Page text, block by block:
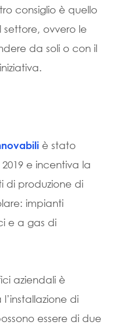
consiglio è quello
settore, ovvero le
da soli o con il
è stato
e incentiva la
di produzione di
impianti
e a gas di
aziendali è
di
essere di due